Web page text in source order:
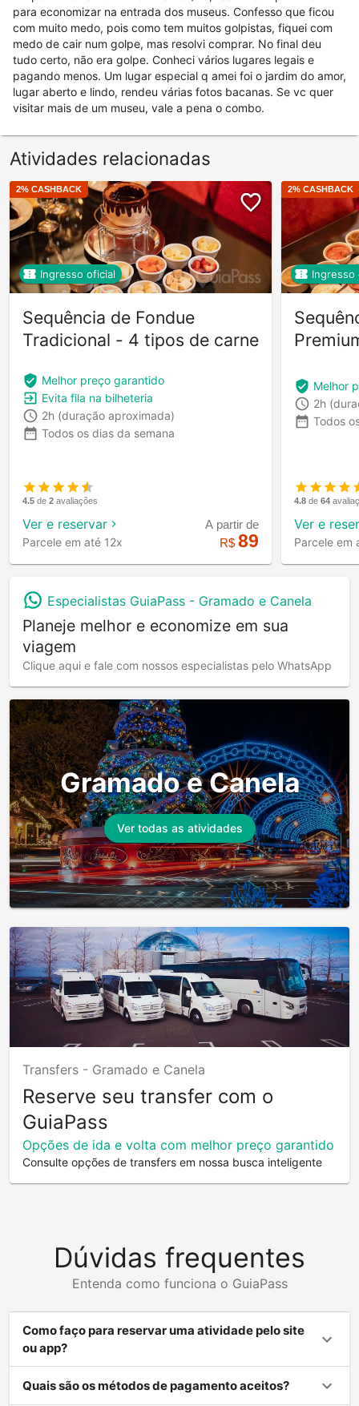
para economizar na entrada dos museus. Confesso que ficou
com muito medo, pois como tem muitos golpistas, fiquei com
medo de cair num golpe, mas resolvi comprar. No final deu
tudo certo, não era golpe. Conheci vários lugares legais e
pagando menos. Um lugar especial q amei foi o jardim do amor,
lugar aberto e lindo, rendeu várias fotos bacanas. Se vc quer
visitar mais de um museu, vale a pena o combo.
Atividades relacionadas
2% CASHBACK
Ingresso oficial
Sequência de Fondue
Tradicional - 4 tipos de carne
Melhor preço garantido
Evita fila na bilheteria
2h (duração aproximada)
Todos os dias da semana
4.5 de 2 avaliações
Ver e reservar
Parcele em até 12x
A partir de
R$89
2% CASHBACK
Ingresso
Melhor
2h
Todos
4.8 de 64
Ver e
Parcele em
Especialistas GuiaPass - Gramado e Canela
Planeje melhor e economize em sua
viagem
Clique aqui e fale com nossos especialistas pelo WhatsApp
Gramado e Canela
Ver todas as atividades
Transfers - Gramado e Canela
Reserve seu transfer com o
GuiaPass
Opções de ida e volta com melhor preço garantido
Consulte opções de transfers em nossa busca inteligente
Dúvidas frequentes
Entenda como funciona o GuiaPass
Como faço para reservar uma atividade pelo site
ou app?
Quais são os métodos de pagamento aceitos?